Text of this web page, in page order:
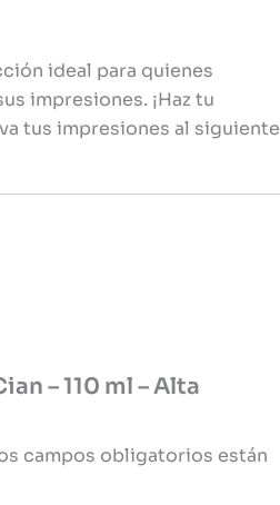
ideal para quienes
impresiones. ¡Haz tu
tus impresiones al siguiente
– 110 ml – Alta
campos obligatorios están